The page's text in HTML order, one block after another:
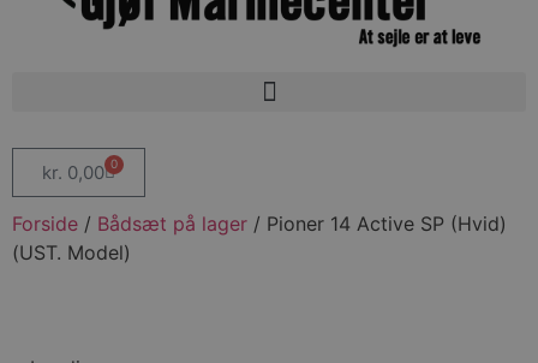
kr. 0,00 0
Forside / Bådsæt på lager / Pioner 14 Active SP (Hvid)
(UST. Model)